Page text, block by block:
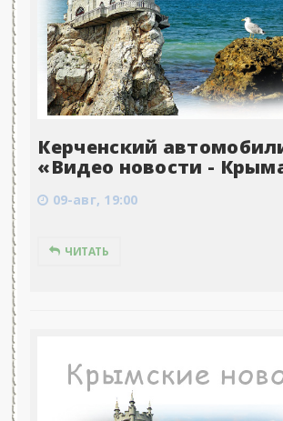
Керченский
«Видео новости -
09-авг, 19:00
ЧИТАТЬ